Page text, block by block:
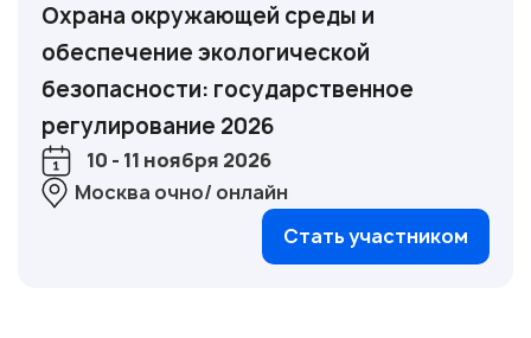
Охрана окружающей среды и
обеспечение экологической
безопасности: государственное
регулирование 2026
10 - 11 ноября 2026
Москва очно/ онлайн
Стать участником